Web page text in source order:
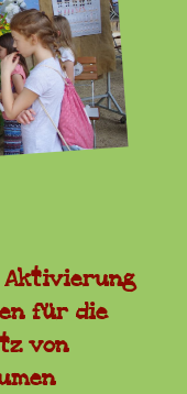
Aktivierung
für die
von